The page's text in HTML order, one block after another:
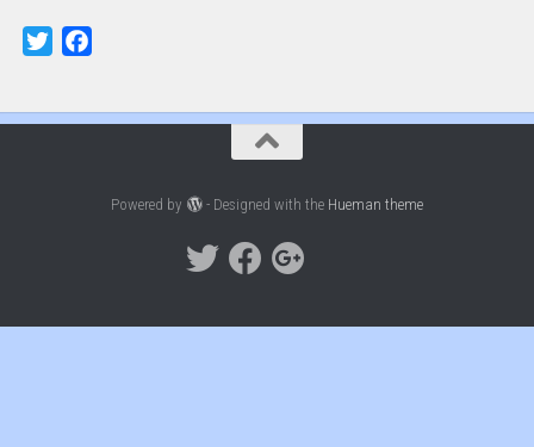
Twitter
Powered by - Designed with the Hueman theme